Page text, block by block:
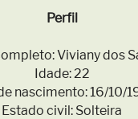
Perfil
Viviany dos
Idade: 22
nascimento: 16/10/
Estado civil: Solteira